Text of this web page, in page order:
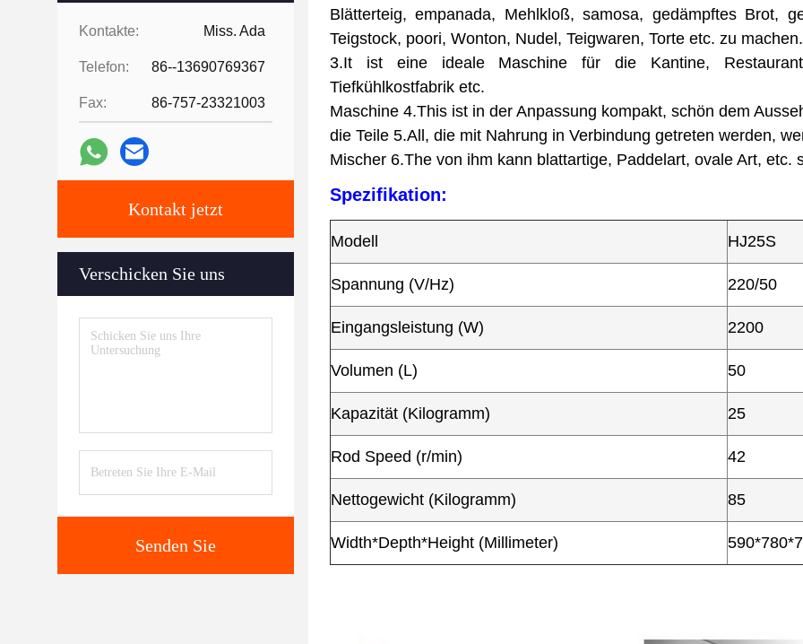
Kontakte: Miss. Ada
Telefon: 86--13690769367
Fax: 86-757-23321003
Kontakt jetzt
Verschicken Sie uns
Senden Sie
Blätterteig, empanada, Mehlkloß, samosa, gedämpftes Brot,
Teigstock, poori, Wonton, Nudel, Teigwaren, Torte etc. zu machen.
3.It ist eine ideale Maschine für die Kantine,
Tiefkühlkostfabrik etc.
Maschine 4.This ist in der Anpassung kompakt, schön dem
die Teile 5.All, die mit Nahrung in Verbindung getreten werden,
Mischer 6.The von ihm kann blattartige, Paddelart, ovale Art, etc.
Spezifikation:
Modell HJ25S
Spannung (V/Hz) 220/50
Eingangsleistung (W) 2200
Volumen (L) 50
Kapazität (Kilogramm) 25
Rod Speed (r/min) 42
Nettogewicht (Kilogramm) 85
Width*Depth*Height (Millimeter)